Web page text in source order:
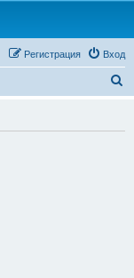
Вход
Регистрация